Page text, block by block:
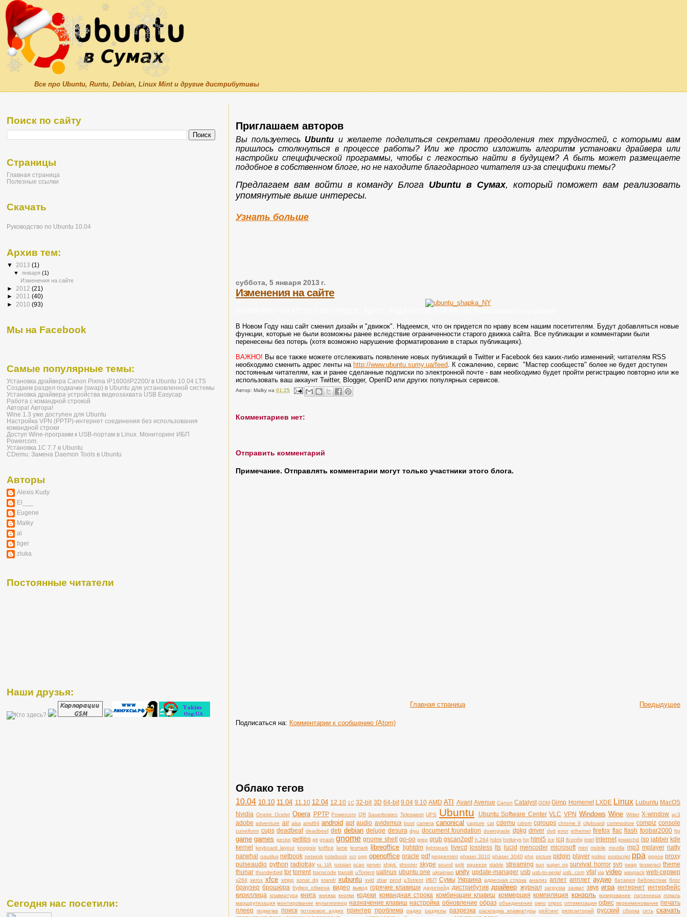
Все про Ubuntu, Runtu, Debian, Linux Mint и другие дистрибутивы
Приглашаем авторов
Вы пользуетесь Ubuntu и желаете поделиться секретами преодоления тех трудностей, с которыми вам
пришлось столкнуться в процессе работы? Или же просто изложить алгоритм установки драйвера или
настройки специфической программы, чтобы с легкостью найти в будущем? А быть может размещаете
подобное в собственном блоге, но не находите благодарного читателя из-за специфики темы?
Предлагаем вам войти в команду Блога Ubuntu в Сумах, который поможет вам реализовать
упомянутые выше интересы.
Узнать больше
суббота, 5 января 2013 г.
Изменения на сайте
В Новом Году наш сайт сменил дизайн и "движок". Надеемся, что он придется по нраву всем нашим посетителям. Будут добавляться новые
функции, которые не были возможны ранее вследствие ограниченности старого движка сайта. Все публикации и комментарии были
перенесены без потерь (хотя возможно нарушение форматирование в старых публикациях).
ВАЖНО! Вы все также можете отслеживать появление новых публикаций в Twitter и Facebook без каких-либо изменений; читателям RSS
необходимо сменить адрес ленты наhttp://www.ubuntu.sumy.ua/feed . К сожалению, сервис "Мастер сообществ" более не будет доступен
постоянным читателям, как и ранее сделанные подписки по электронной почте - вам необходимо будет пройти регистрацию повторно или же
использовать ваш аккаунт Twitter, Blogger, OpenID или других популярных сервисов.
Автор:Malky на01:25
Комментариев нет:
Отправить комментарий
Примечание. Отправлять комментарии могут только участники этого блога.
Предыдущее
Главная страница
Подписаться на: Комментарии к сообщению (Atom)
Облако тегов
10.04 10.10 11.04 11.10 12.04 12.10 1C 32-bit 3D 64-bit 9.04 9.10 AMD ATI Avant Avenue Canon Catalyst GDM Gimp Homenet LXDE Linux Lubuntu MacOS
Nvidia Oneiric Ocelot Opera PPTP Powercom QR Sauerbraten Telesweet UPS Ubuntu Ubuntu Software Center VLC VPN Windows Wine Writer X-window ac3
adobe adventure air alsa amd64 android apt audio avidemux boot camera canonical capture cat cdemu cdrom cgroups chrome 9 clipboard commodore compiz console
cuneiform cups deadbeaf deadbeef deb debian deluge desura djvu document foundation downgrade dpkg driver dvd error ethernet firefox flac flash foobar2000 ftp
game games gecko getlibs git gnash gnome gnome shell go-oo grep grub gscan2pdf h.264 hdmi hotkeys hp html5 ice icq ifconfig intel internet ipwatchd iso jabber kde
kernel
keyboard layout knoppix koffice lame lexmark libreoffice lightdm lightspark livecd lossless lts lucid mencoder microsoft mint mobile mozilla mp3 mplayer natty
narwhal
nautilus netbook network notebook ocr ogg openoffice oracle pdf peppermint phaser 3010 phaser 3040 php picture pidgin player polipo postscript ppa pppoe proxy
pulseaudio python radiotray ru_UA russian scan server shipit. shooter skype sound split squeeze stable streaming sun super os survival horror svn swap tesseract theme
thunar thunderbird tor torrent transcode translit uTorrent ualinux ubuntu one ukrainian unity update-manager usb usb-to-serial usb. com vfat via video wavpack web-сервер
x264 xerox xfce xmpp xonar dg xrandr xubuntu xvid zbar zend µTorrent ИБП Сумы Украина адресная строка анализ аплет апплет аудио батарея библиотеки блог
браузер брошюра буфер обмена видео вывод горячие клавиши даунгрейд дистрибутив драйвер журнал загрузка захват звук игра интернет интерфейс
кириллица
клавиатура книга книжка кнопки кодеки командная строка комбинации клавиш коммерция компиляция конзоль копирование латинница локаль
маршрутизация монтирование мультиплеер назначение клавиш настройка обновление образ объединение окно опрос оптимизация офис переименование печать
плеер подкачка поиск потоковое аудио принтер проблема радио разделы разрезка раскладка клавиатуры рейтинг репозиторий русский сборка сеть скачать
Поиск по сайту
Страницы
Главная страница
Полезные ссылки
Скачать
Руководство по Ubuntu 10.04
Архив тем:
▼ 2013 (1)
▼января(1)
Изменения на сайте
► 2012 (21)
► 2011 (40)
► 2010 (93)
Мы на Facebook
Самые популярные темы:
Установка драйвера Canon Pixma iP1600/iP2200/ в Ubuntu 10.04 LTS
Создаем раздел подкачки (swap) в Ubuntu для установленной системы
Установка драйвера устройства видеозахвата USB Easycap
Работа с командной строкой
Автора! Автора!
Wine 1.3 уже доступен для Ubuntu
Настройка VPN (PPTP)-интернет соединения без использования
командной строки
Доступ Wine-программ к USB-портам в Linux. Мониторинг ИБП
Powercom.
Установка 1С 7.7 в Ubuntu
CDemu: Замена Daemon Tools в Ubuntu
Авторы
Alexis.Kudy
El___
Eugene
Malky
al
tiger
zluka
Постоянные читатели
Наши друзья:
Сегодня нас посетили: